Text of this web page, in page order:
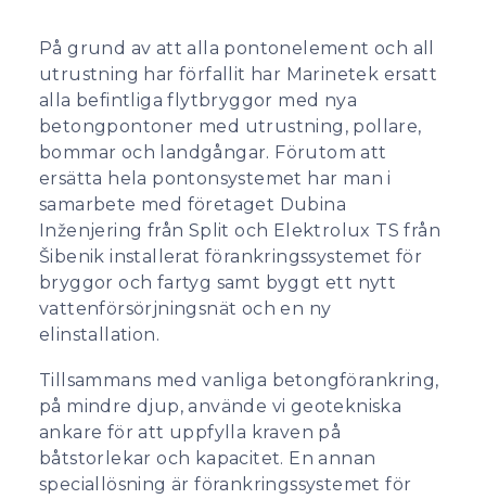
På grund av att alla pontonelement och all
utrustning har förfallit har Marinetek ersatt
alla befintliga flytbryggor med nya
betongpontoner med utrustning, pollare,
bommar och landgångar. Förutom att
ersätta hela pontonsystemet har man i
samarbete med företaget Dubina
Inženjering från Split och Elektrolux TS från
Šibenik installerat förankringssystemet för
bryggor och fartyg samt byggt ett nytt
vattenförsörjningsnät och en ny
elinstallation.
Tillsammans med vanliga betongförankring,
på mindre djup, använde vi geotekniska
ankare för att uppfylla kraven på
båtstorlekar och kapacitet. En annan
speciallösning är förankringssystemet för